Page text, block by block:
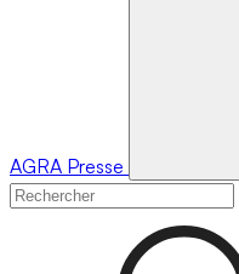
AGRA Presse